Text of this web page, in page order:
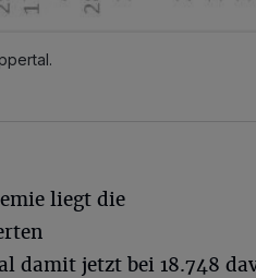
liegt die
damit jetzt bei 18.748